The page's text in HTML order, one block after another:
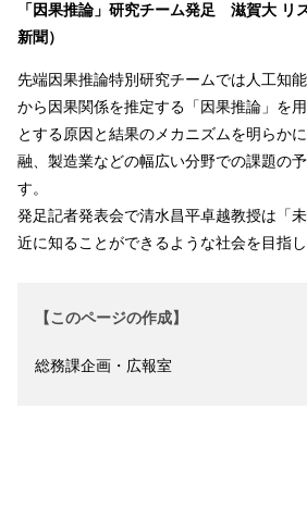
「因果推論」研究チーム発足 滋賀大 リ
新聞）
先端因果推論特別研究チームでは人工知
から因果関係を推定する「因果推論」を
とする原因と結果のメカニズムを明らか
融、製造業などの幅広い分野での課題の
す。
発足記者発表会で清水昌平卓越教授は「
近に知ることができるような社会を目指
【このページの作成】
総務課企画・広報室